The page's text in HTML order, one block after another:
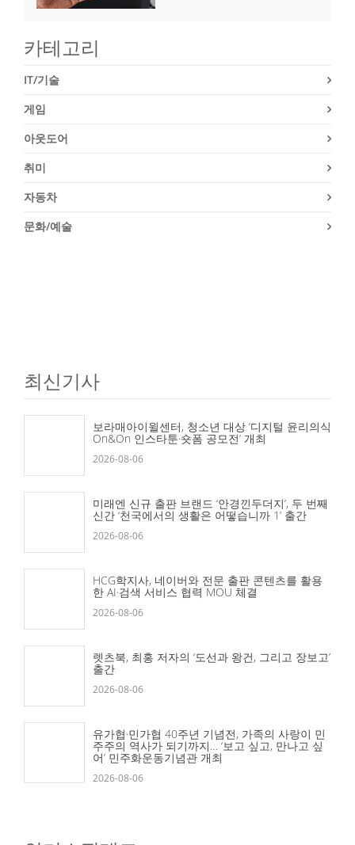
카테고리
IT/기술
게임
아웃도어
취미
자동차
문화/예술
최신기사
보라매아이윌센터, 청소년 대상 ‘디지털 윤리의식
On&On 인스타툰·숏폼 공모전’ 개최
2026-08-06
미래엔 신규 출판 브랜드 ‘안경낀두더지’, 두 번째
신간 ‘천국에서의 생활은 어떻습니까 1’ 출간
2026-08-06
HCG학지사, 네이버와 전문 출판 콘텐츠를 활용
한 AI·검색 서비스 협력 MOU 체결
2026-08-06
렛츠북, 최홍 저자의 ‘도선과 왕건, 그리고 장보고’
출간
2026-08-06
유가협·민가협 40주년 기념전, 가족의 사랑이 민
주주의 역사가 되기까지… ‘보고 싶고, 만나고 싶
어’ 민주화운동기념관 개최
2026-08-06